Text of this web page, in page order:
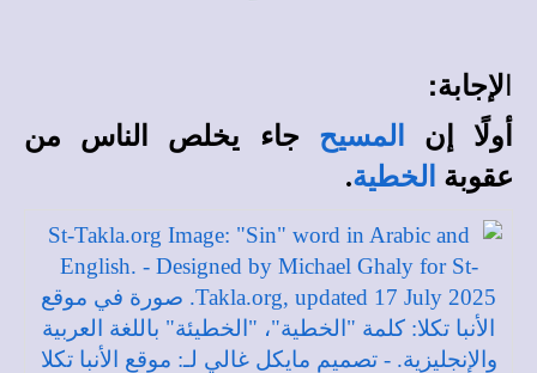
الإجابة:
أولًا إن المسيح جاء يخلص الناس من
عقوبة الخطية.